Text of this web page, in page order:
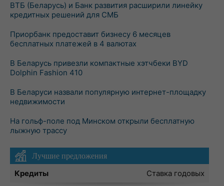
ВТБ (Беларусь) и Банк развития расширили линейку
кредитных решений для СМБ
Приорбанк предоставит бизнесу 6 месяцев
бесплатных платежей в 4 валютах
В Беларусь привезли компактные хэтчбеки BYD
Dolphin Fashion 410
В Беларуси назвали популярную интернет-площадку
недвижимости
На гольф-поле под Минском открыли бесплатную
лыжную трассу
Лучшие предложения
Кредиты
Ставка годовых